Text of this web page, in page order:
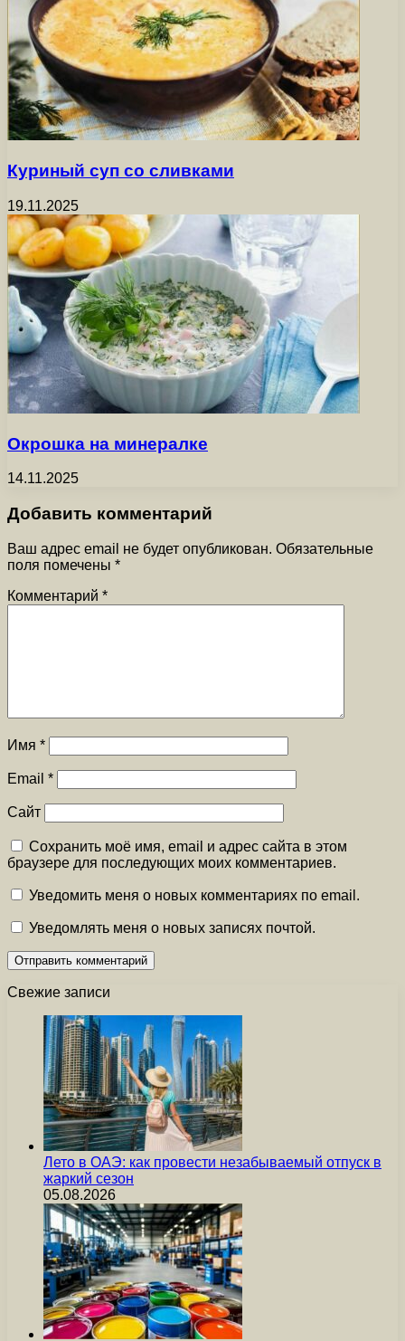
Куриный суп со сливками
19.11.2025
Окрошка на минералке
14.11.2025
Добавить комментарий
Ваш адрес email не будет опубликован. Обязательные
поля помечены *
Комментарий *
Имя *
Email *
Сайт
Сохранить моё имя, email и адрес сайта в этом
браузере для последующих моих комментариев.
Уведомить меня о новых комментариях по email.
Уведомлять меня о новых записях почтой.
Свежие записи
Лето в ОАЭ: как провести незабываемый отпуск в
жаркий сезон
05.08.2026